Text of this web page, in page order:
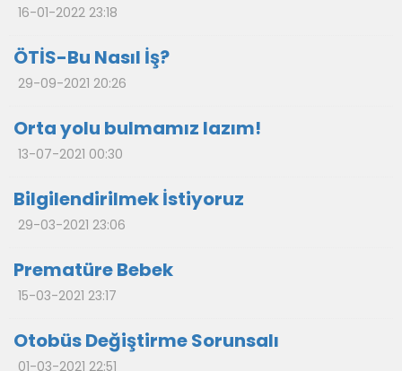
16-01-2022 23:18
ÖTİS-Bu Nasıl İş?
29-09-2021 20:26
Orta yolu bulmamız lazım!
13-07-2021 00:30
Bilgilendirilmek İstiyoruz
29-03-2021 23:06
Prematüre Bebek
15-03-2021 23:17
Otobüs Değiştirme Sorunsalı
01-03-2021 22:51